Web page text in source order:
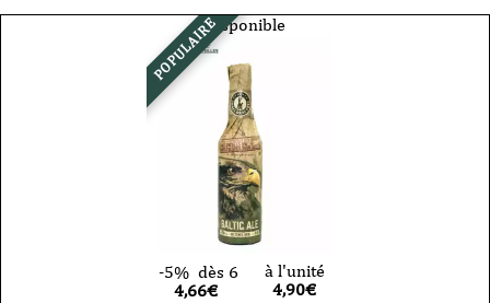
Brauerei
POPULAIREDisponible
-5% dès 6
4,66€
à l'unité
4,90€